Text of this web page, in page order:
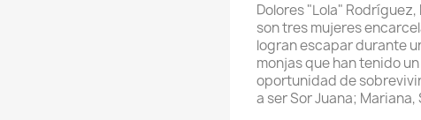
Dolores "Lola"
son tres mujeres
logran escapar durante
monjas que han tenido
oportunidad de
a ser Sor Juana;